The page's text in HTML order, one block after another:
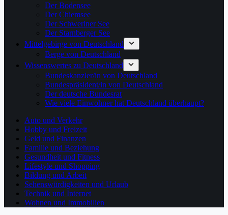
Der Bodensee
Der Chiemsee
Der Schweriner See
Der Starnberger See
Mittelgebirge von Deutschland
Berge von Deutschland
Wissenswertes zu Deutschland
Bundeskanzler/in von Deutschland
Bundespräsident/in von Deutschland
Der deutsche Bundesrat
Wie viele Einwohner hat Deutschland überhaupt?
Auto und Verkehr
Hobby und Freizeit
Geld und Finanzen
Familie und Beziehung
Gesundheit und Fitness
Lifestyle und Shopping
Bildung und Arbeit
Sehenswürdigkeiten und Urlaub
Technik und Internet
Wohnen und Immobilien